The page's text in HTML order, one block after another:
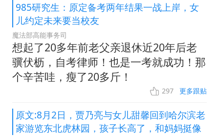
985研究生：原定备考两年结果一战上岸，女
儿约定未来要当校友
魔法部高能事务司
想起了20多年前老父亲退休近20年后老
骥伏枥，自考律师！也是一考就成功！那
个辛苦哇，瘦了20多斤！
297 更多跟贴
原文:8月2日，贾乃亮与女儿甜馨回到哈尔滨老
家游览东北虎林园，孩子长高了，和妈妈挺像